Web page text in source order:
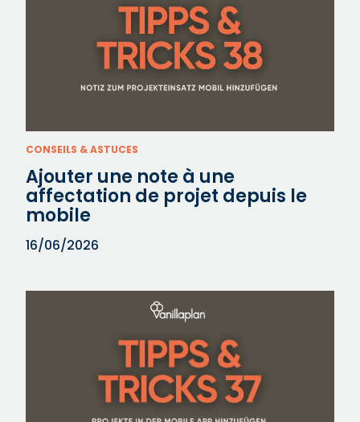
CONSEILS & ASTUCES
Ajouter une note à une
affectation de projet depuis le
mobile
16/06/2026